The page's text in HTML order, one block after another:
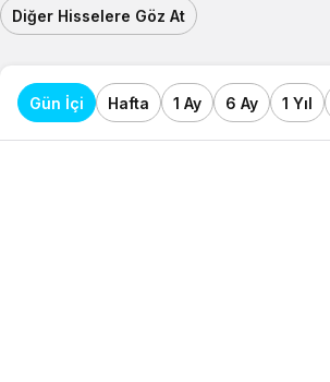
Diğer Hisselere Göz At
Gün İçi Hafta 1 Ay 6 Ay 1 Yıl